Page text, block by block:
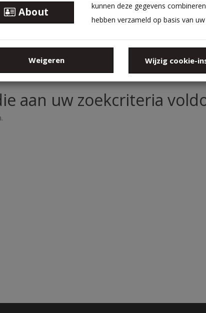
aan uw zoekcriteria
About
kunnen deze gegevens
hebben verzameld op basis van
Weigeren Wijzig cookie-